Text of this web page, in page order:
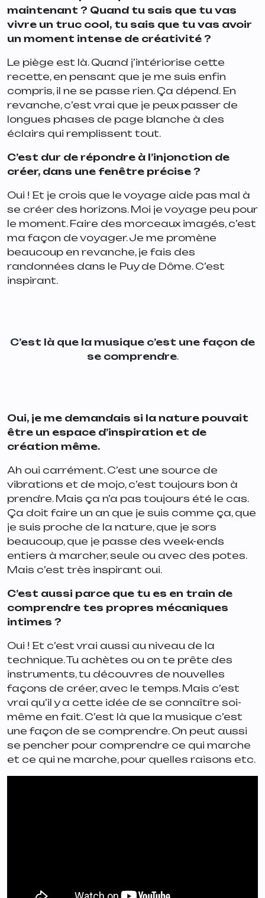
maintenant ? Quand tu sais que tu vas
vivre un truc cool, tu sais que tu vas avoir
un moment intense de créativité ?
Le piège est là. Quand j’intériorise cette
recette, en pensant que je me suis enfin
compris, il ne se passe rien. Ça dépend. En
revanche, c’est vrai que je peux passer de
longues phases de page blanche à des
éclairs qui remplissent tout.
C’est dur de répondre à l’injonction de
créer, dans une fenêtre précise ?
Oui ! Et je crois que le voyage aide pas mal à
se créer des horizons. Moi je voyage peu pour
le moment. Faire des morceaux imagés, c’est
ma façon de voyager. Je me promène
beaucoup en revanche, je fais des
randonnées dans le Puy de Dôme. C’est
inspirant.
C’est là que la musique c’est une façon de
se comprendre.
Oui, je me demandais si la nature pouvait
être un espace d’inspiration et de
création même.
Ah oui carrément. C’est une source de
vibrations et de mojo, c’est toujours bon à
prendre. Mais ça n’a pas toujours été le cas.
Ça doit faire un an que je suis comme ça, que
je suis proche de la nature, que je sors
beaucoup, que je passe des week-ends
entiers à marcher, seule ou avec des potes.
Mais c’est très inspirant oui.
C’est aussi parce que tu es en train de
comprendre tes propres mécaniques
intimes ?
Oui ! Et c’est vrai aussi au niveau de la
technique. Tu achètes ou on te prête des
instruments, tu découvres de nouvelles
façons de créer, avec le temps. Mais c’est
vrai qu’il y a cette idée de se connaître soi-
même en fait. C’est là que la musique c’est
une façon de se comprendre. On peut aussi
se pencher pour comprendre ce qui marche
et ce qui ne marche, pour quelles raisons etc.